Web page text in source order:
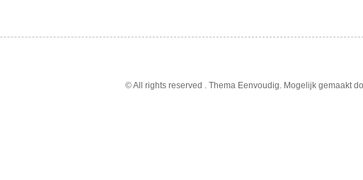
© All rights reserved . Thema Eenvoudig. Mogelijk gemaakt